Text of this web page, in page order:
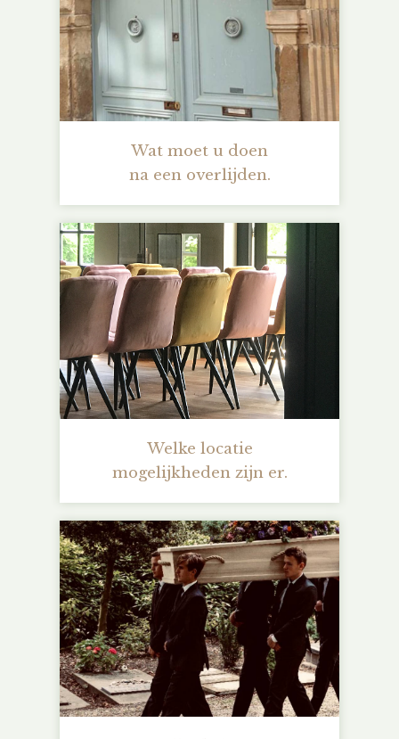
Wat moet u doen
na een overlijden.
Welke locatie
mogelijkheden zijn er.